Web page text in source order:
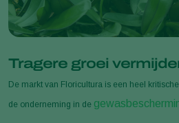
Tragere groei
De markt van Floricultura is een heel
de onderneming in de